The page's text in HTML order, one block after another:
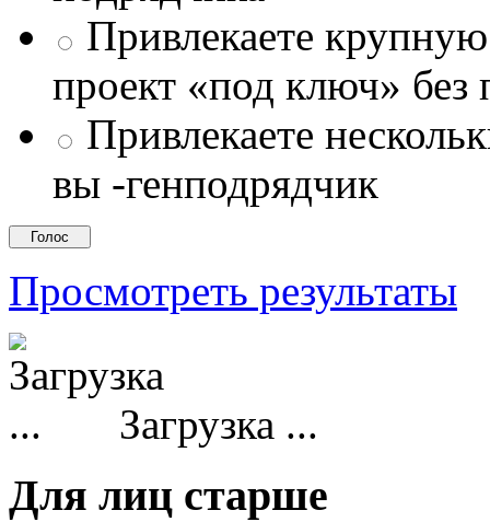
Привлекаете
проект «под ключ» без
Привлекаете
вы -генподрядчик
Просмотреть результаты
Загрузка ...
Для лиц старше